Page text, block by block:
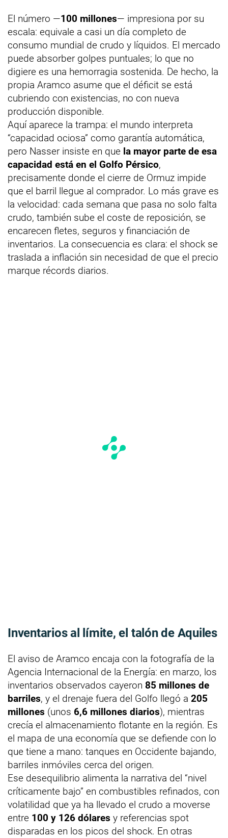
El número —100 millones— impresiona por su
escala: equivale a casi un día completo de
consumo mundial de crudo y líquidos. El mercado
puede absorber golpes puntuales; lo que no
digiere es una hemorragia sostenida. De hecho, la
propia Aramco asume que el déficit se está
cubriendo con existencias, no con nueva
producción disponible.
Aquí aparece la trampa: el mundo interpreta
“capacidad ociosa” como garantía automática,
pero Nasser insiste en que la mayor parte de esa
capacidad está en el Golfo Pérsico,
precisamente donde el cierre de Ormuz impide
que el barril llegue al comprador. Lo más grave es
la velocidad: cada semana que pasa no solo falta
crudo, también sube el coste de reposición, se
encarecen fletes, seguros y financiación de
inventarios. La consecuencia es clara: el shock se
traslada a inflación sin necesidad de que el precio
marque récords diarios.
Inventarios al límite, el talón de Aquiles
El aviso de Aramco encaja con la fotografía de la
Agencia Internacional de la Energía: en marzo, los
inventarios observados cayeron 85 millones de
barriles, y el drenaje fuera del Golfo llegó a 205
millones (unos 6,6 millones diarios), mientras
crecía el almacenamiento flotante en la región. Es
el mapa de una economía que se defiende con lo
que tiene a mano: tanques en Occidente bajando,
barriles inmóviles cerca del origen.
Ese desequilibrio alimenta la narrativa del “nivel
críticamente bajo” en combustibles refinados, con
volatilidad que ya ha llevado el crudo a moverse
entre 100 y 126 dólares y referencias spot
disparadas en los picos del shock. En otras